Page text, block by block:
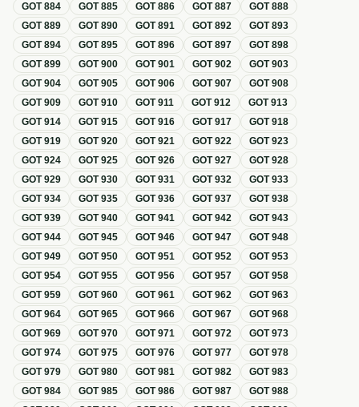
GOT884 GOT885 GOT886 GOT887 GOT888
GOT889 GOT890 GOT891 GOT892 GOT893
GOT894 GOT895 GOT896 GOT897 GOT898
GOT899 GOT900 GOT901 GOT902 GOT903
GOT904 GOT905 GOT906 GOT907 GOT908
GOT909 GOT910 GOT911 GOT912 GOT913
GOT914 GOT915 GOT916 GOT917 GOT918
GOT919 GOT920 GOT921 GOT922 GOT923
GOT924 GOT925 GOT926 GOT927 GOT928
GOT929 GOT930 GOT931 GOT932 GOT933
GOT934 GOT935 GOT936 GOT937 GOT938
GOT939 GOT940 GOT941 GOT942 GOT943
GOT944 GOT945 GOT946 GOT947 GOT948
GOT949 GOT950 GOT951 GOT952 GOT953
GOT954 GOT955 GOT956 GOT957 GOT958
GOT959 GOT960 GOT961 GOT962 GOT963
GOT964 GOT965 GOT966 GOT967 GOT968
GOT969 GOT970 GOT971 GOT972 GOT973
GOT974 GOT975 GOT976 GOT977 GOT978
GOT979 GOT980 GOT981 GOT982 GOT983
GOT984 GOT985 GOT986 GOT987 GOT988